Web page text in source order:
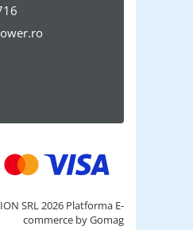
SRL 2026 Platforma E-
commerce by Gomag